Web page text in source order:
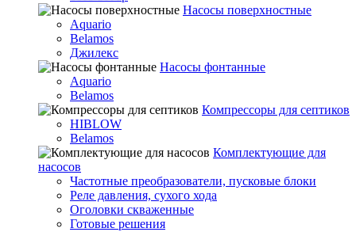
Насосы поверхностные
Aquario
Belamos
Джилекс
Насосы фонтанные
Aquario
Belamos
Компрессоры для септиков
HIBLOW
Belamos
Комплектующие для
насосов
Частотные преобразователи, пусковые блоки
Реле давления, сухого хода
Оголовки скваженные
Готовые решения